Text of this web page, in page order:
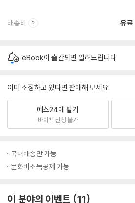
배송비 유료
eBook이 출간되면 알려드립니다.
이미 소장하고 있다면 판매해 보세요.
예스24에 팔기
바이백 신청 불가
국내배송만 가능
문화비소득공제 가능
이 분야의 이벤트 11